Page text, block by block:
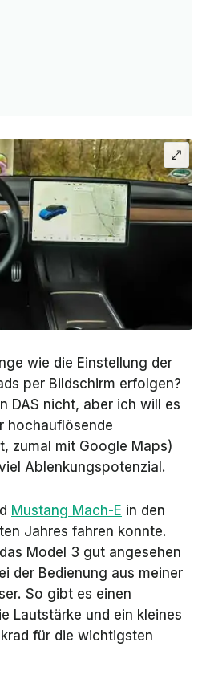
wie die Einstellung der
per Bildschirm erfolgen?
DAS nicht, aber ich will es
hochauflösende
zumal mit Google Maps)
Ablenkungspotenzial.
Mustang Mach-E in den
Jahres fahren konnte.
Model 3 gut angesehen
der Bedienung aus meiner
So gibt es einen
Lautstärke und ein kleines
für die wichtigsten